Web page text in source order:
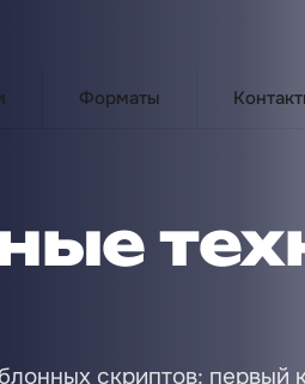
Форматы
скриптов: первый